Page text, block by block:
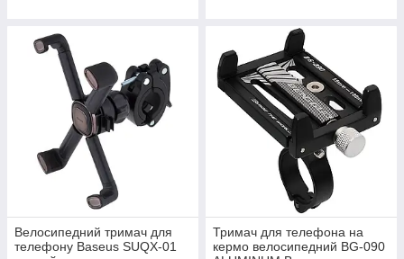
Велосипедний тримач для
телефону Baseus SUQX-01
Тримач для телефона на
кермо велосипедний BG-090